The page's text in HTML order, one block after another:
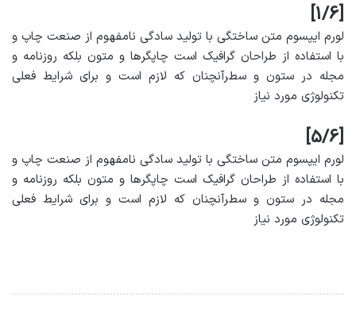
[1/6]
لورم ایپسوم متن ساختگی با تولید سادگی نامفهوم از صنعت چاپ و
با استفاده از طراحان گرافیک است چاپگرها و متون بلکه روزنامه و
مجله در ستون و سطرآنچنان که لازم است و برای شرایط فعلی
تکنولوژی مورد نیاز
[5/6]
لورم ایپسوم متن ساختگی با تولید سادگی نامفهوم از صنعت چاپ و
با استفاده از طراحان گرافیک است چاپگرها و متون بلکه روزنامه و
مجله در ستون و سطرآنچنان که لازم است و برای شرایط فعلی
تکنولوژی مورد نیاز